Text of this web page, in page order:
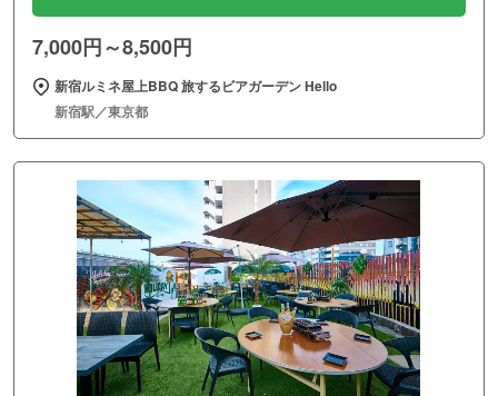
7,000円～8,500円
新宿ルミネ屋上BBQ 旅するビアガーデン Hello
新宿駅／東京都